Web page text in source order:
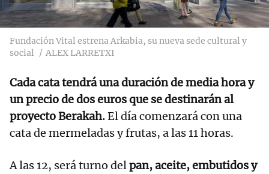
Fundación Vital estrena Arkabia, su nueva sede cultural y
social
ALEX LARRETXI
Cada cata tendrá una duración de media hora y
un precio de dos euros que se destinarán al
proyecto Berakah.El día comenzará con una
cata de mermeladas y frutas, a las 11 horas.
A las 12, será turno delpan, aceite, embutidos y